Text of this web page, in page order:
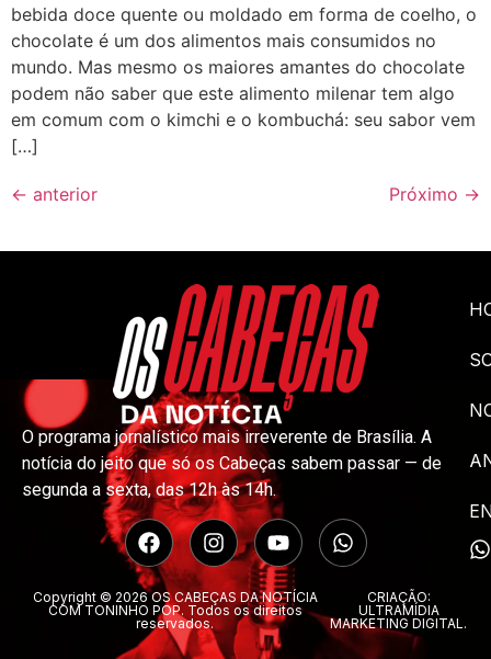
bebida doce quente ou moldado em forma de coelho, o
chocolate é um dos alimentos mais consumidos no
mundo. Mas mesmo os maiores amantes do chocolate
podem não saber que este alimento milenar tem algo
em comum com o kimchi e o kombuchá: seu sabor vem
[…]
← anterior Próximo →
O programa jornalístico mais irreverente de Brasília. A
notícia do jeito que só os Cabeças sabem passar — de
segunda a sexta, das 12h às 14h.
Copyright © 2026 OS CABEÇAS DA NOTÍCIA
COM TONINHO POP. Todos os direitos
reservados.
CRIAÇÃO:
ULTRAMÍDIA
MARKETING DIGITAL.